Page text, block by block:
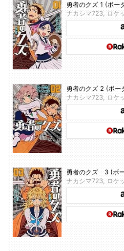
勇者のクズ 1 (ボー
ナカシマ723, ロケ
勇者のクズ 2 (ボー
ナカシマ723, ロケ
勇者のクズ 3 (ボ
ナカシマ723, ロケ